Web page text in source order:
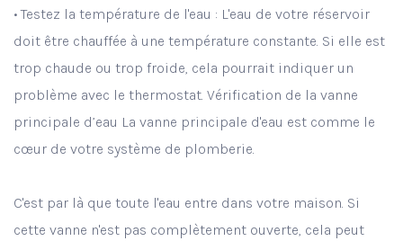
• Testez la température de l'eau : L'eau de votre réservoir
doit être chauffée à une température constante. Si elle est
trop chaude ou trop froide, cela pourrait indiquer un
problème avec le thermostat. Vérification de la vanne
principale d’eau La vanne principale d'eau est comme le
cœur de votre système de plomberie.
C'est par là que toute l'eau entre dans votre maison. Si
cette vanne n'est pas complètement ouverte, cela peut